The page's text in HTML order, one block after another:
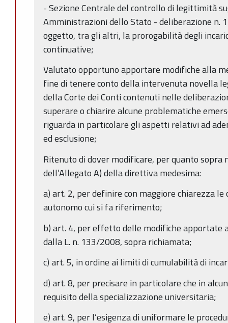
- Sezione Centrale del controllo di legittimità
Amministrazioni dello Stato - deliberazione n.
oggetto, tra gli altri, la prorogabilità degli
continuative;
Valutato opportuno apportare modifiche alla
fine di tenere conto della intervenuta novella
della Corte dei Conti contenuti nelle
superare o chiarire alcune problematiche
riguarda in particolare gli aspetti relativi ad
ed esclusione;
Ritenuto di dover modificare, per quanto
dell’Allegato A) della direttiva medesima:
a) art. 2, per definire con maggiore chiarezza
autonomo cui si fa riferimento;
b) art. 4, per effetto delle modifiche apportate
dalla L. n. 133/2008, sopra richiamata;
c) art. 5, in ordine ai limiti di cumulabilità di
d) art. 8, per precisare in particolare che in
requisito della specializzazione universitaria;
e) art. 9, per l’esigenza di uniformare le